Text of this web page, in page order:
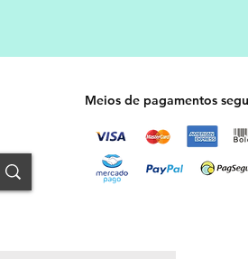
Meios de pagamentos